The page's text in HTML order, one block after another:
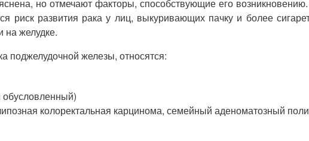
но отмечают факторы, способствующие его
риск развития рака у лиц, выкуривающих пачку и более
на желудке.
поджелудочной железы, относятся:
обусловленный)
колоректальная карцинома, семейный аденоматозный